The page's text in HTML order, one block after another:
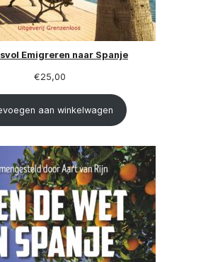
Emigreren naar Spanje
€25,00
aan winkelwagen